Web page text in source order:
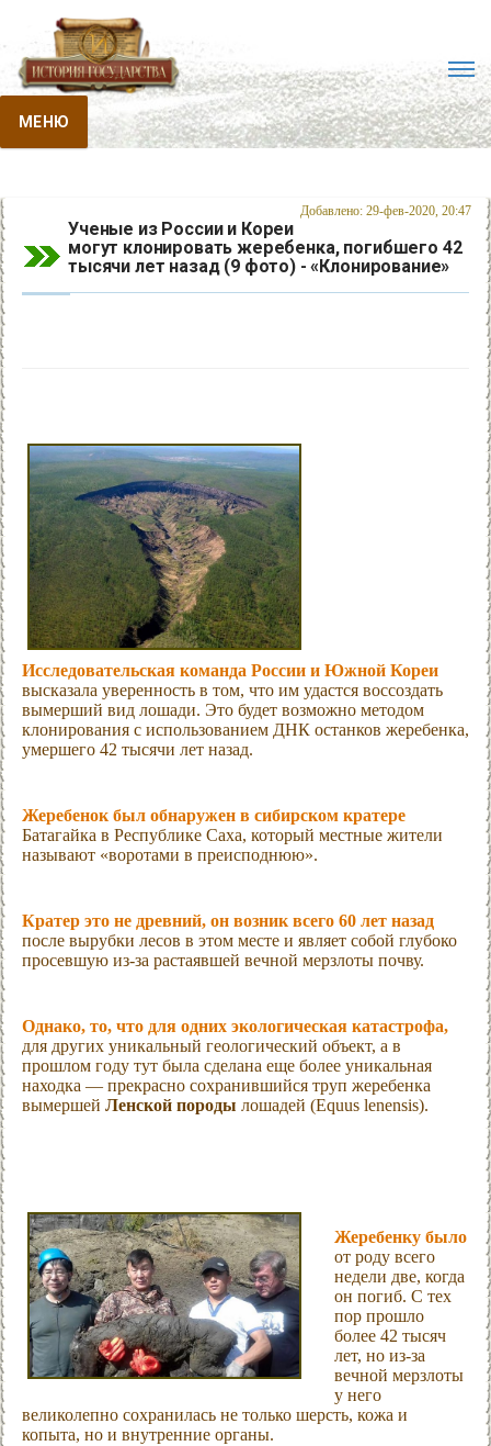
МЕНЮ
Добавлено: 29-фев-2020, 20:47
Ученые из России и Кореи
могут клонировать жеребенка, погибшего 42
тысячи лет назад (9 фото) - «Клонирование»
Исследовательская команда России и Южной Кореи
высказала уверенность в том, что им удастся воссоздать
вымерший вид лошади. Это будет возможно методом
клонирования с использованием ДНК останков жеребенка,
умершего 42 тысячи лет назад.
Жеребенок был обнаружен в сибирском кратере
Батагайка в Республике Саха, который местные жители
называют «воротами в преисподнюю».
Кратер это не древний, он возник всего 60 лет назад
после вырубки лесов в этом месте и являет собой глубоко
просевшую из-за растаявшей вечной мерзлоты почву.
Однако, то, что для одних экологическая катастрофа,
для других уникальный геологический объект, а в
прошлом году тут была сделана еще более уникальная
находка — прекрасно сохранившийся труп жеребенка
вымершей Ленской породы лошадей (Equus lenensis).
Жеребенку было
от роду всего
недели две, когда
он погиб. С тех
пор прошло
более 42 тысяч
лет, но из-за
вечной мерзлоты
у него
великолепно сохранилась не только шерсть, кожа и
копыта, но и внутренние органы.